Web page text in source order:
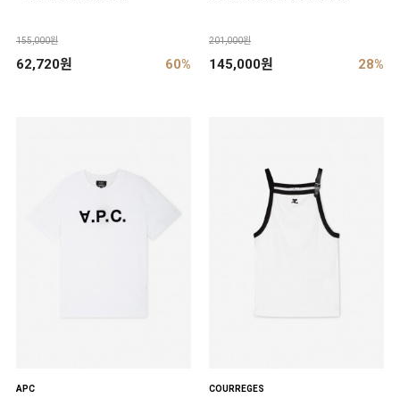
155,000원
62,720원 60%
201,000원
145,000원 28%
APC COURREGES